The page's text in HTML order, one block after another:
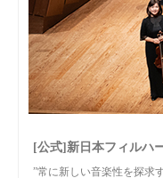
[公式]新日本フィルハ
”常に新しい音楽性を探求